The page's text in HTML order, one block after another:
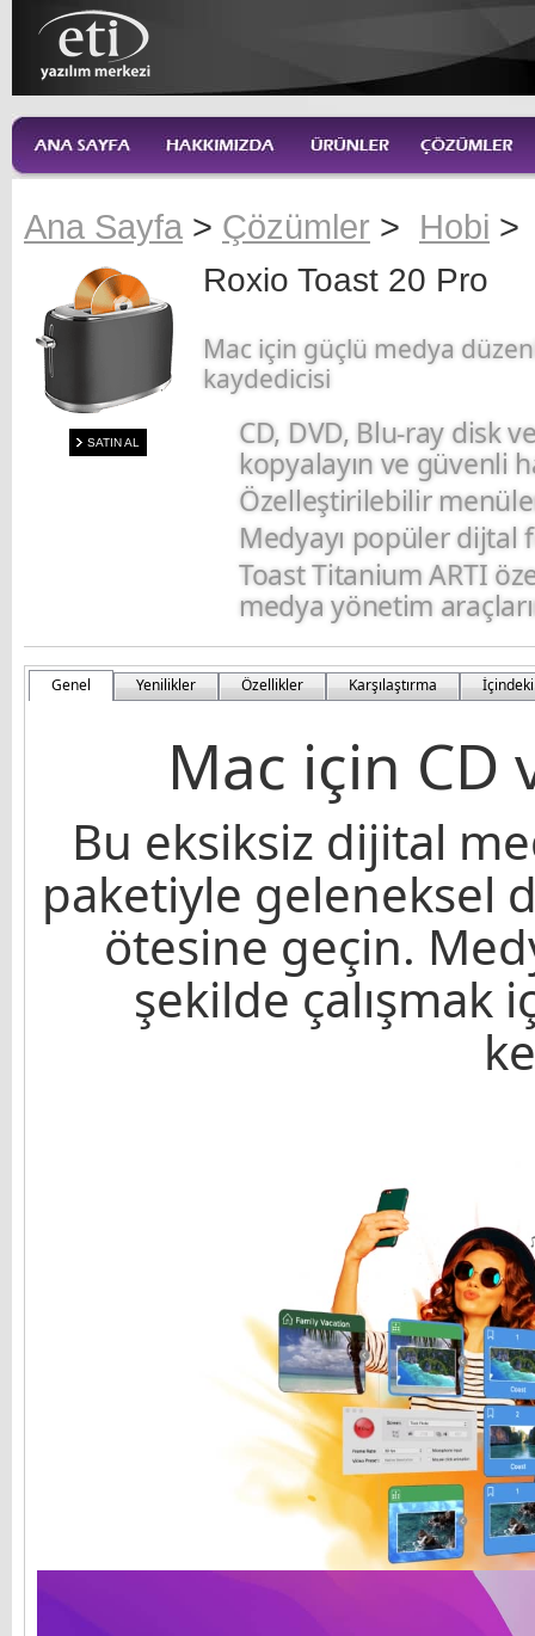
Ana Sayfa > Çözümler > Hobi >
SATIN AL
Roxio Toast 20 Pro
Mac için güçlü medya
kaydedicisi
CD, DVD, Blu-ray disk
kopyalayın ve güvenli
Özelleştirilebilir
Medyayı popüler
Toast Titanium ARTI özel
medya yönetim
Genel Yenilikler Özellikler Karşılaştırma
Mac için CD
Bu eksiksiz dijital
paketiyle geleneksel
ötesine geçin.
şekilde çalışmak